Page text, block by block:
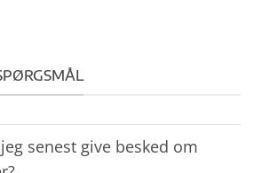
senest give besked om